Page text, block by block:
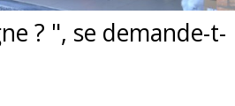
? ", se demande-t-